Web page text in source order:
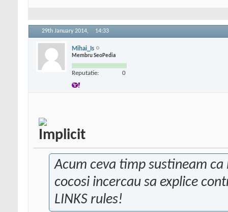
29th January 2014, 14:33
Mihai_Is
Membru SeoPedia
Reputatie: 0
Acum ceva timp sustineam
cocosi incercau sa explice
LINKS rules!